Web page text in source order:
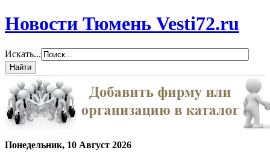
Новости Тюмень Vesti72.ru
Искать...
Понедельник, 10 Август 2026